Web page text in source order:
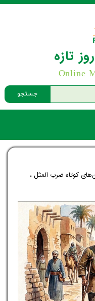
جستجو
تازه
Online
کوتاه ضرب المثل،